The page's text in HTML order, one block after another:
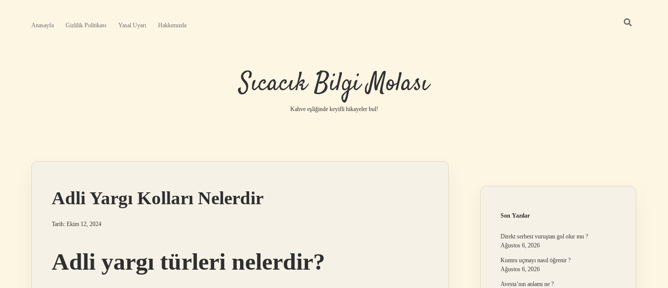
Anasayfa Gizlilik Politikası Yasal Uyarı Hakkımızda
Sıcacık Bilgi Molası
Kahve eşliğinde keyifli hikayeler bul!
Adli Yargı Kolları Nelerdir
Tarih: Ekim 12, 2024
Adli yargı türleri nelerdir?
Son Yazılar
Direkt serbest vuruştan gol olur mu ?
Ağustos 6, 2026
Kumru uçmayı nasıl öğrenir ?
Ağustos 6, 2026
Avesta’nın anlamı ne ?